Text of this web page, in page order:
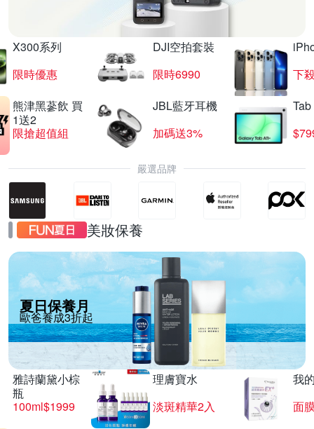
X300系列
限時優惠
DJI空拍套裝
限時6990
下
熊津黑蔘飲 買
1送2
限搶超值組
JBL藍牙耳機
加碼送3%
嚴選品牌
美妝保養
夏日保養月
歐爸養成3折起
雅詩蘭黛小棕
瓶
100ml$1999
理膚寶水
淡斑精華2入
我
面